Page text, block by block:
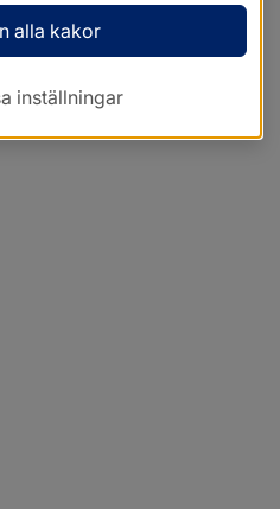
alla kakor
inställningar